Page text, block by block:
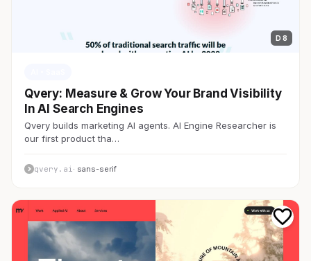
D 8
Qvery: Measure & Grow Your Brand Visibility
In AI Search Engines
Qvery builds marketing AI agents. AI Engine Researcher is
our first product tha…
qvery.ai · sans-serif